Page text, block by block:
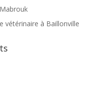
vétérinaire à Baillonville